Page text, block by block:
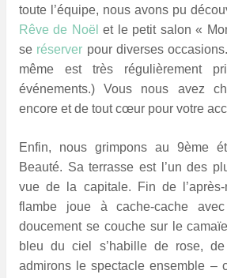
toute l’équipe, nous avons pu
Rêve de Noël et le petit salon «
se réserver pour diverses
même est très régulièrement
événements.) Vous nous avez
encore et de tout cœur pour votre
Enfin, nous grimpons au 9ème
Beauté. Sa terrasse est l’un des
vue de la capitale. Fin de
flambe joue à cache-cache
doucement se couche sur le
bleu du ciel s’habille de rose,
admirons le spectacle ensemble –